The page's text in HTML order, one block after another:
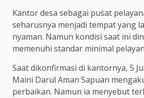
Kantor desa sebagai pusat
seharusnya menjadi tempat yang
nyaman. Namun kondisi saat ini
memenuhi standar minimal
Saat dikonfirmasi di kantornya, 5
Maini Darul Aman Sapuan
perbaikan. Namun ia menyebut